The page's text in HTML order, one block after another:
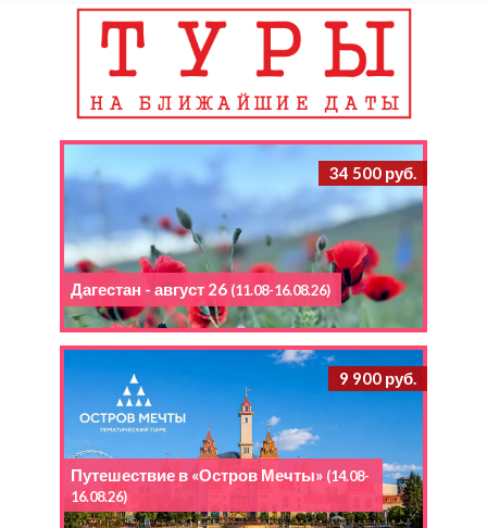
34 500 руб.
Дагестан - август 26 (11.08-16.08.26)
9 900 руб.
Путешествие в «Остров Мечты» (14.08-
16.08.26)